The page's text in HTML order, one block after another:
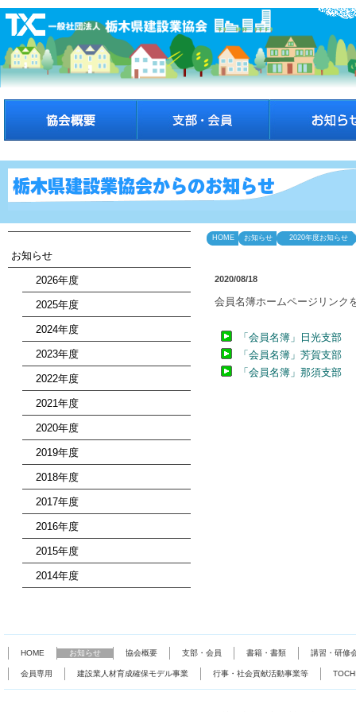
お知らせ
2026年度
2025年度
2024年度
2023年度
2022年度
2021年度
2020年度
2019年度
2018年度
2017年度
2016年度
2015年度
2014年度
HOME お知らせ 2020年度お知らせ
2020/08/18
会員名簿ホームページリンク
「会員名簿」日光支部
「会員名簿」芳賀支部
「会員名簿」那須支部
HOME お知らせ 協会概要 支部・会員 書籍・書類 講習・研修
会員専用 建設業人材育成確保モデル事業 行事・社会貢献活動事業等